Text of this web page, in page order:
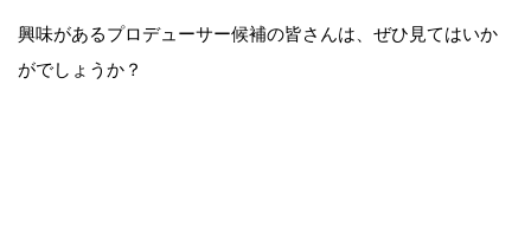
興味があるプロデューサー候補の皆さんは、ぜひ見てはいか
がでしょうか？